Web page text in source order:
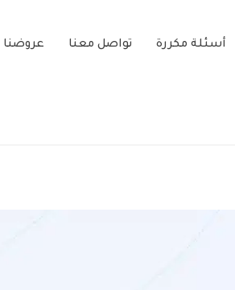
أسئلة مكررة تواصل معنا عروضنا